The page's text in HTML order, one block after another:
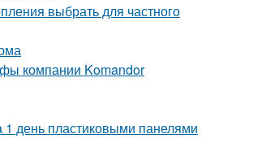
выбрать для частного
компании Komandor
1 день пластиковыми панелями